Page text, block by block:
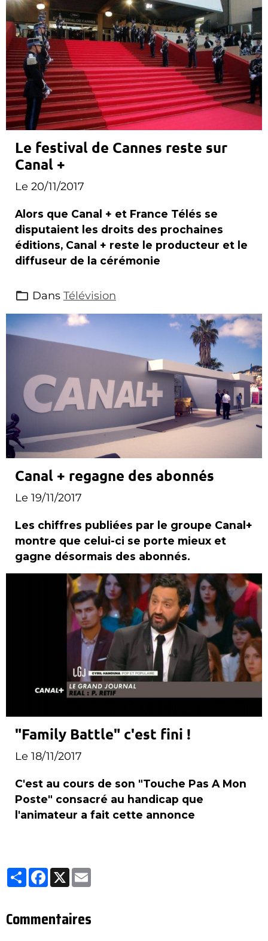
Le festival de Cannes reste sur
Canal +
Le 20/11/2017
Alors que Canal + et France Télés se
disputaient les droits des prochaines
éditions, Canal + reste le producteur et le
diffuseur de la cérémonie
Dans Télévision
Canal + regagne des abonnés
Le 19/11/2017
Les chiffres publiées par le groupe Canal+
montre que celui-ci se porte mieux et
gagne désormais des abonnés.
"Family Battle" c'est fini !
Le 18/11/2017
C'est au cours de son "Touche Pas A Mon
Poste" consacré au handicap que
l'animateur a fait cette annonce
Partager
Facebook
X
Commentaires